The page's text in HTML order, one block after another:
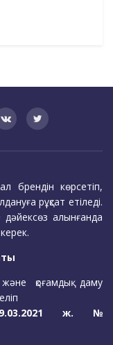
брендін көрсетіп,
рұқсат етіледі.
дәйексөз алынғанда
қоғамдық даму
ж. №